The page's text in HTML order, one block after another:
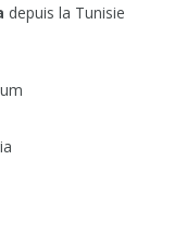
depuis la Tunisie